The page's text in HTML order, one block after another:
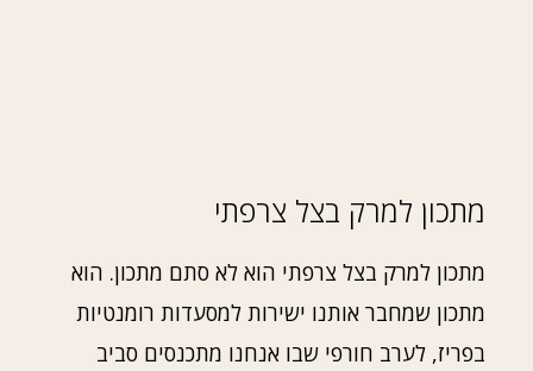
מתכון למרק בצל צרפתי
מתכון למרק בצל צרפתי הוא לא סתם מתכון. הוא
מתכון שמחבר אותנו ישירות למסעדות רומנטיות
בפריז, לערב חורפי שבו אנחנו מתכנסים סביב